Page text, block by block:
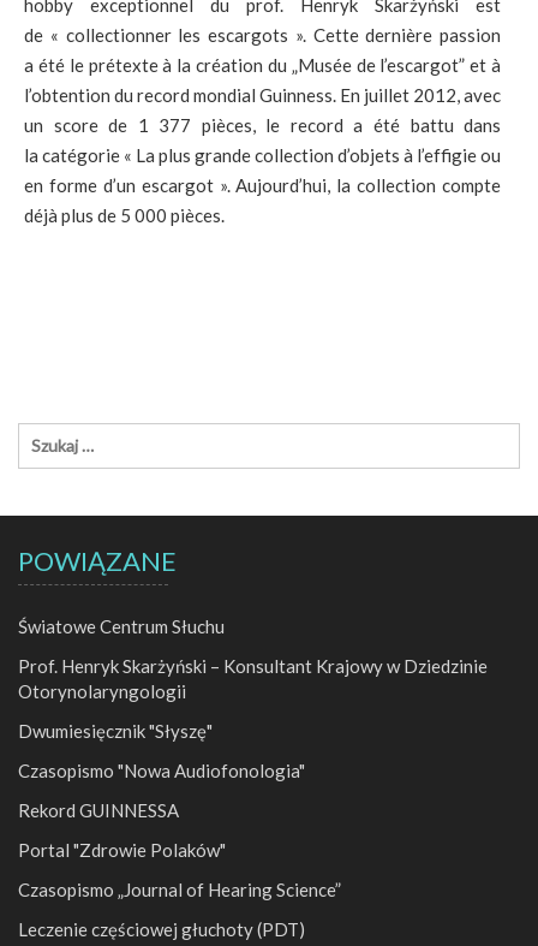
hobby exceptionnel du prof. Henryk Skarżyński est
de « collectionner les escargots ». Cette dernière passion
a été le prétexte à la création du „Musée de l’escargot” et à
l’obtention du record mondial Guinness. En juillet 2012, avec
un score de 1 377 pièces, le record a été battu dans
la catégorie « La plus grande collection d’objets à l’effigie ou
en forme d’un escargot ». Aujourd’hui, la collection compte
déjà plus de 5 000 pièces.
POWIĄZANE
Światowe Centrum Słuchu
Prof. Henryk Skarżyński – Konsultant Krajowy w Dziedzinie
Otorynolaryngologii
Dwumiesięcznik "Słyszę"
Czasopismo "Nowa Audiofonologia"
Rekord GUINNESSA
Portal "Zdrowie Polaków"
Czasopismo „Journal of Hearing Science”
Leczenie częściowej głuchoty (PDT)